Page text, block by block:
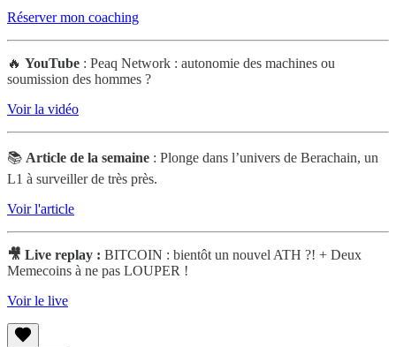
Réserver mon coaching
🔥 YouTube : Peaq Network : autonomie des machines ou
soumission des hommes ?
Voir la vidéo
📚 Article de la semaine : Plonge dans l’univers de Berachain, un
L1 à surveiller de très près.
Voir l'article
🎥 Live replay : BITCOIN : bientôt un nouvel ATH ?! + Deux
Memecoins à ne pas LOUPER !
Voir le live